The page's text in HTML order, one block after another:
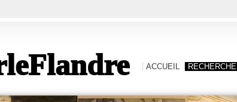
ACCUEIL RECHERCHE